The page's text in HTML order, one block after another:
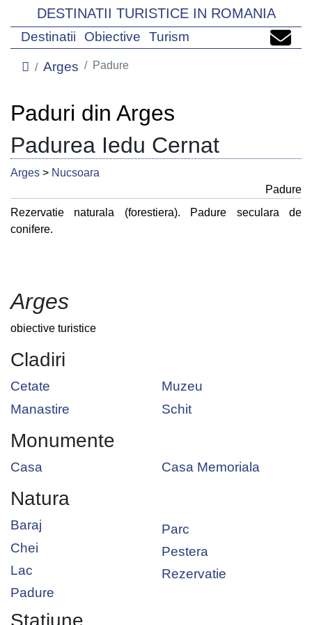
DESTINATII TURISTICE IN ROMANIA
Destinatii Obiective Turism
Arges Padure
Paduri din Arges
Padurea Iedu Cernat
Arges > Nucsoara
Padure
Rezervatie naturala (forestiera). Padure seculara de
conifere.
Arges
obiective turistice
Cladiri
Cetate
Manastire
Muzeu
Schit
Monumente
Casa Casa Memoriala
Natura
Baraj
Chei
Lac
Padure
Parc
Pestera
Rezervatie